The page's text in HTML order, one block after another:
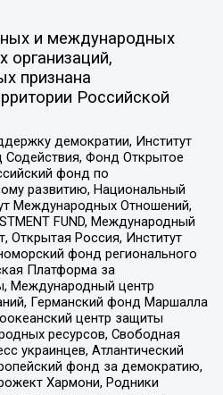
и международных
организаций,
признана
Российской
демократии, Институт
Фонд Открытое
фонд по
развитию, Национальный
Международных Отношений,
FUND, Международный
Открытая Россия, Институт
фонд регионального
Платформа за
Международный центр
Германский фонд Маршалла
центр защиты
ресурсов, Свободная
украинцев, Атлантический
фонд за демократию,
Хармони, Родники